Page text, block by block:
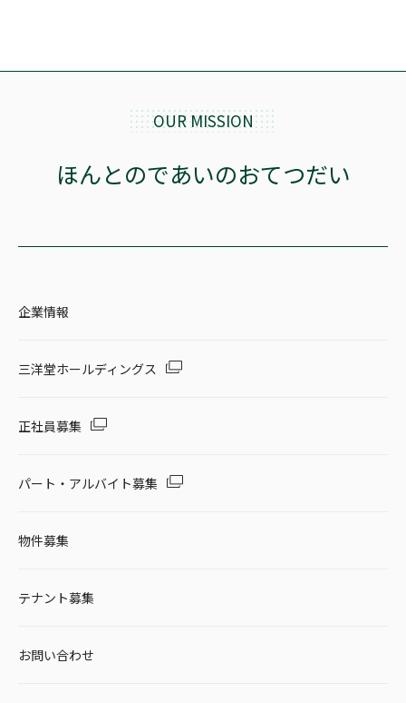
OUR MISSION
ほんとのであいのおてつだい
企業情報
三洋堂ホールディングス
正社員募集
パート・アルバイト募集
物件募集
テナント募集
お問い合わせ